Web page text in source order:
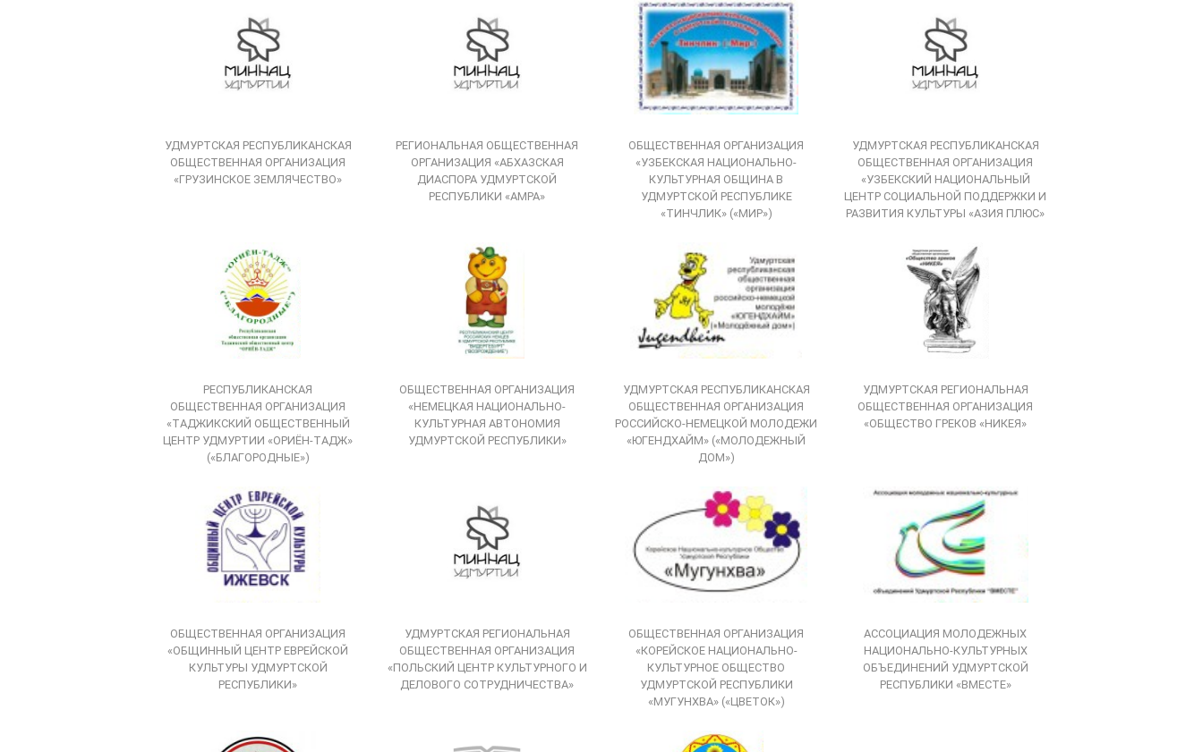
УДМУРТСКАЯ РЕСПУБЛИКАНСКАЯ
ОБЩЕСТВЕННАЯ ОРГАНИЗАЦИЯ
«ГРУЗИНСКОЕ ЗЕМЛЯЧЕСТВО»
РЕГИОНАЛЬНАЯ ОБЩЕСТВЕННАЯ
ОРГАНИЗАЦИЯ «АБХАЗСКАЯ
ДИАСПОРА УДМУРТСКОЙ
РЕСПУБЛИКИ «АМРА»
ОБЩЕСТВЕННАЯ ОРГАНИЗАЦИЯ
«УЗБЕКСКАЯ НАЦИОНАЛЬНО-
КУЛЬТУРНАЯ ОБЩИНА В
УДМУРТСКОЙ РЕСПУБЛИКЕ
«ТИНЧЛИК» («МИР»)
УДМУРТСКАЯ РЕСПУБЛИКАНСКАЯ
ОБЩЕСТВЕННАЯ ОРГАНИЗАЦИЯ
«УЗБЕКСКИЙ НАЦИОНАЛЬНЫЙ
ЦЕНТР СОЦИАЛЬНОЙ ПОДДЕРЖКИ И
РАЗВИТИЯ КУЛЬТУРЫ «АЗИЯ ПЛЮС»
РЕСПУБЛИКАНСКАЯ
ОБЩЕСТВЕННАЯ ОРГАНИЗАЦИЯ
«ТАДЖИКСКИЙ ОБЩЕСТВЕННЫЙ
ЦЕНТР УДМУРТИИ «ОРИЁН-ТАДЖ»
(«БЛАГОРОДНЫЕ»)
ОБЩЕСТВЕННАЯ ОРГАНИЗАЦИЯ
«НЕМЕЦКАЯ НАЦИОНАЛЬНО-
КУЛЬТУРНАЯ АВТОНОМИЯ
УДМУРТСКОЙ РЕСПУБЛИКИ»
УДМУРТСКАЯ РЕСПУБЛИКАНСКАЯ
ОБЩЕСТВЕННАЯ ОРГАНИЗАЦИЯ
РОССИЙСКО-НЕМЕЦКОЙ МОЛОДЕЖИ
«ЮГЕНДХАЙМ» («МОЛОДЕЖНЫЙ
ДОМ»)
УДМУРТСКАЯ РЕГИОНАЛЬНАЯ
ОБЩЕСТВЕННАЯ ОРГАНИЗАЦИЯ
«ОБЩЕСТВО ГРЕКОВ «НИКЕЯ»
ОБЩЕСТВЕННАЯ ОРГАНИЗАЦИЯ
«ОБЩИННЫЙ ЦЕНТР ЕВРЕЙСКОЙ
КУЛЬТУРЫ УДМУРТСКОЙ
РЕСПУБЛИКИ»
УДМУРТСКАЯ РЕГИОНАЛЬНАЯ
ОБЩЕСТВЕННАЯ ОРГАНИЗАЦИЯ
«ПОЛЬСКИЙ ЦЕНТР КУЛЬТУРНОГО И
ДЕЛОВОГО СОТРУДНИЧЕСТВА»
ОБЩЕСТВЕННАЯ ОРГАНИЗАЦИЯ
«КОРЕЙСКОЕ НАЦИОНАЛЬНО-
КУЛЬТУРНОЕ ОБЩЕСТВО
УДМУРТСКОЙ РЕСПУБЛИКИ
«МУГУНХВА» («ЦВЕТОК»)
АССОЦИАЦИЯ МОЛОДЕЖНЫХ
НАЦИОНАЛЬНО-КУЛЬТУРНЫХ
ОБЪЕДИНЕНИЙ УДМУРТСКОЙ
РЕСПУБЛИКИ «ВМЕСТЕ»